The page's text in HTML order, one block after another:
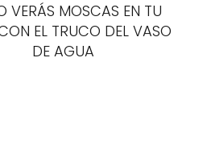
VERÁS MOSCAS EN TU
EL TRUCO DEL VASO
DE AGUA